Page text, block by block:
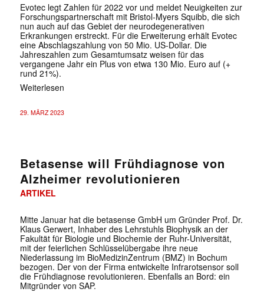
Evotec legt Zahlen für 2022 vor und meldet Neuigkeiten zur
Forschungspartnerschaft mit Bristol-Myers Squibb, die sich
nun auch auf das Gebiet der neurodegenerativen
Erkrankungen erstreckt. Für die Erweiterung erhält Evotec
eine Abschlagszahlung von 50 Mio. US-Dollar. Die
Jahreszahlen zum Gesamtumsatz weisen für das
vergangene Jahr ein Plus von etwa 130 Mio. Euro auf (+
rund 21%).
Weiterlesen
29. MÄRZ 2023
Betasense will Frühdiagnose von
Alzheimer revolutionieren
ARTIKEL
Mitte Januar hat die betasense GmbH um Gründer Prof. Dr.
Klaus Gerwert, Inhaber des Lehrstuhls Biophysik an der
Fakultät für Biologie und Biochemie der Ruhr-Universität,
mit der feierlichen Schlüsselübergabe ihre neue
Niederlassung im BioMedizinZentrum (BMZ) in Bochum
bezogen. Der von der Firma entwickelte Infrarotsensor soll
die Frühdiagnose revolutionieren. Ebenfalls an Bord: ein
Mitgründer von SAP.